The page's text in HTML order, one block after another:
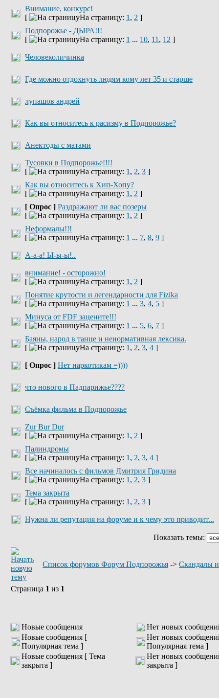
Внимание, конкурс!
[
На страницу: 1 , 2 ]
Подпорожье - ДЫРА!!!
[
На страницу: 1 ... 10, 11 , 12 ]
Человеколичинка
Где можно отдохнуть людям кому лет 35 и старше
лупашов андрей
Как вы относитесь к расизму в Подпорожье?
Анектоды с матами
Тусовки в Подпорожье!!!!
[
На страницу: 1 , 2, 3 ]
Как вы относитесь к Хип-Хопу?
[
На страницу: 1 , 2 ]
[ Опрос ] Раздражают ли вас позеры
[
На страницу: 1 , 2 ]
Неформалы!!!
[
На страницу: 1 ... 7, 8, 9 ]
А-а-а! Ы-ы-ы!..
внимание! - осторожно!
[
На страницу: 1 , 2 ]
Понятие крутости и легендарности для Fizika
[
На страницу: 1 ... 3, 4, 5 ]
Минуса от FDF зацените!!!
[
На страницу: 1 ... 5, 6, 7 ]
Баяны, народ в танце и ненормативная лексика.
[
На страницу: 1 , 2, 3, 4 ]
[ Опрос ] Нет наркотикам =))))
что нового в Падпарижье????
Съёмка фильма в Подпорожье
Zur Bur Dur
[
На страницу: 1 , 2 ]
Палиндромы
[
На страницу: 1 , 2, 3, 4 ]
Все начиналось с фильмов Дмитрия Гридина
[
На страницу: 1 , 2, 3 ]
Тема закрыта
[
На страницу: 1 , 2, 3 ]
Нужна ли репутация на форуме и к чему это приводит...
Показать темы:
Список форумов Форум Подпорожья -> Скандалы и
Страница 1 из 1
Новые сообщения
Нет новых
Новые сообщения [
Популярная тема ]
Нет новых
Популярная тема ]
Новые сообщения [ Тема
закрыта ]
Нет новых
закрыта ]